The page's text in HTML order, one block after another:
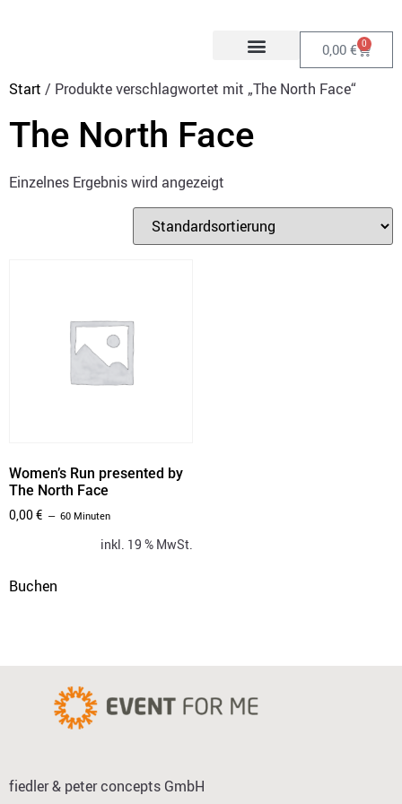
0,00 € 0
Start / Produkte verschlagwortet mit „The North Face“
The North Face
Einzelnes Ergebnis wird angezeigt
Women’s Run presented by
The North Face
0,00€ 60 Minuten
inkl. 19 % MwSt.
Buchen
fiedler & peter concepts GmbH